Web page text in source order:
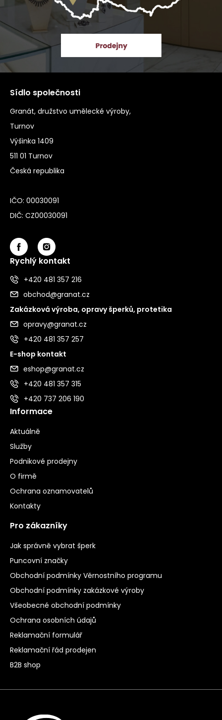
Sídlo společnosti
Granát, družstvo umělecké výroby,
Turnov
Výšinka 1409
511 01 Turnov
Česká republika
IČO: 00030091
DIČ: CZ00030091
Rychlý kontakt
+420 481 357 216
obchod@granat.cz
Zakázková výroba, opravy šperků, protetika
opravy@granat.cz
+420 481 357 257
E-shop kontakt
eshop@granat.cz
+420 481 357 315
+420 737 206 190
Informace
Aktuálně
Služby
Podnikové prodejny
O firmě
Ochrana oznamovatelů
Kontakty
Pro zákazníky
Jak správně vybrat šperk
Puncovní značky
Obchodní podmínky Věrnostního programu
Obchodní podmínky zakázkové výroby
Všeobecné obchodní podmínky
Ochrana osobních údajů
Reklamační formulář
Reklamační řád prodejen
B2B shop